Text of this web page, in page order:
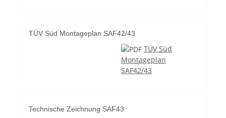
TÜV Süd Montageplan SAF42/43
TÜV Süd
Montageplan
SAF42/43
Technische Zeichnung SAF43